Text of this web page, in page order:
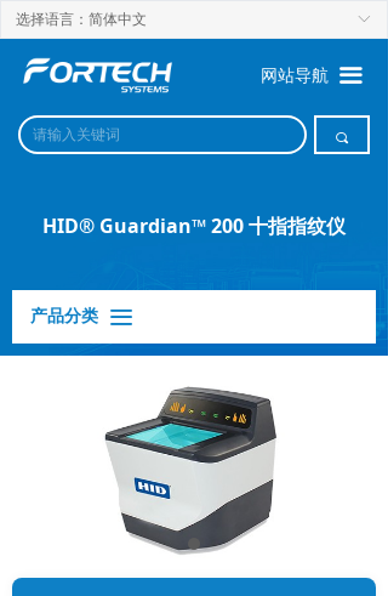
끠
끀
网站导航
ꀅ
选择语言：简体中文
HID® Guardian™ 200 十指指纹仪
产品分类 끀